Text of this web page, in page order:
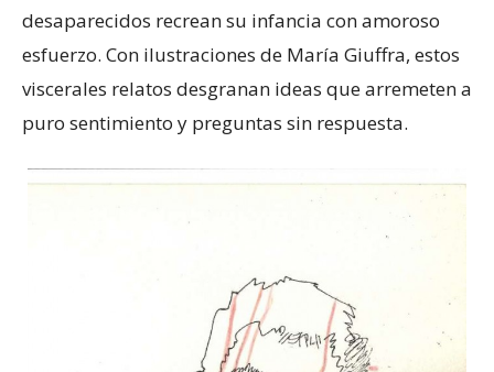
desaparecidos recrean su infancia con amoroso
esfuerzo. Con ilustraciones de María Giuffra, estos
viscerales relatos desgranan ideas que arremeten a
puro sentimiento y preguntas sin respuesta.